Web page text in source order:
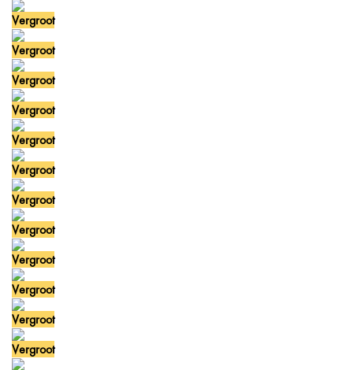
Vergroot
Vergroot
Vergroot
Vergroot
Vergroot
Vergroot
Vergroot
Vergroot
Vergroot
Vergroot
Vergroot
Vergroot